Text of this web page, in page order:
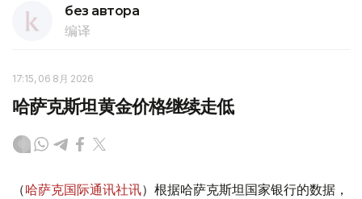
без автора
编译
17:15, 06 8月 2026
哈萨克斯坦黄金价格继续走低
（哈萨克国际通讯社讯）根据哈萨克斯坦国家银行的数据，